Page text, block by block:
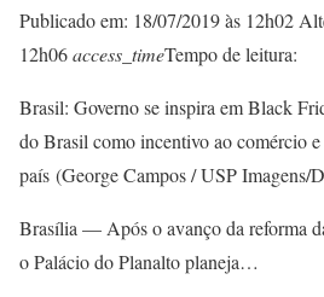
Publicado em: 18/07/2019 às 12h02
12h06access_timeTempo de leitura:
Brasil: Governo se inspira em Black
do Brasil como incentivo ao comércio
país (George Campos / USP Imagens/
Brasília — Após o avanço da reforma
o Palácio do Planalto planeja…